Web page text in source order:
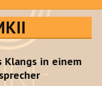
Klangs in einem